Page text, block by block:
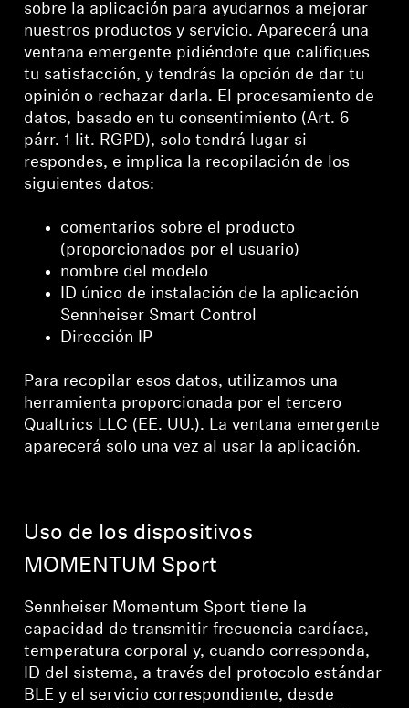
sobre la aplicación para ayudarnos a mejorar
nuestros productos y servicio. Aparecerá una
ventana emergente pidiéndote que califiques
tu satisfacción, y tendrás la opción de dar tu
opinión o rechazar darla. El procesamiento de
datos, basado en tu consentimiento (Art. 6
párr. 1 lit. RGPD), solo tendrá lugar si
respondes, e implica la recopilación de los
siguientes datos:
comentarios sobre el producto
(proporcionados por el usuario)
nombre del modelo
ID único de instalación de la aplicación
Sennheiser Smart Control
Dirección IP
Para recopilar esos datos, utilizamos una
herramienta proporcionada por el tercero
Qualtrics LLC (EE. UU.). La ventana emergente
aparecerá solo una vez al usar la aplicación.
Uso de los dispositivos
MOMENTUM Sport
Sennheiser Momentum Sport tiene la
capacidad de transmitir frecuencia cardíaca,
temperatura corporal y, cuando corresponda,
ID del sistema, a través del protocolo estándar
BLE y el servicio correspondiente, desde